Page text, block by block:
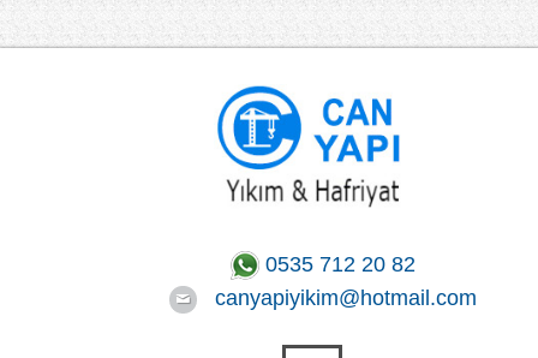
0535 712 20 82
canyapiyikim@hotmail.com